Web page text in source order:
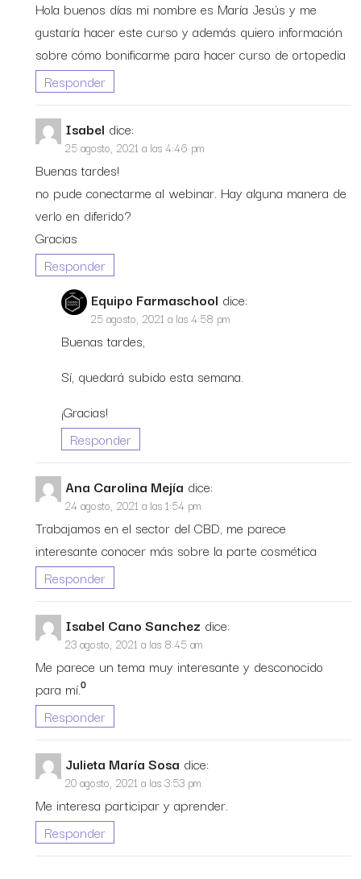
Hola buenos días mi nombre es María Jesús y me
gustaría hacer este curso y además quiero información
sobre cómo bonificarme para hacer curso de ortopedia
Responder
Isabel dice:
25 agosto, 2021 a las 4:46 pm
Buenas tardes!
no pude conectarme al webinar. Hay alguna manera de
verlo en diferido?
Gracias
Responder
Equipo Farmaschool dice:
25 agosto, 2021 a las 4:58 pm
Buenas tardes,
Sí, quedará subido esta semana.
¡Gracias!
Responder
Ana Carolina Mejía dice:
24 agosto, 2021 a las 1:54 pm
Trabajamos en el sector del CBD, me parece
interesante conocer más sobre la parte cosmética
Responder
Isabel Cano Sanchez dice:
23 agosto, 2021 a las 8:45 am
Me parece un tema muy interesante y desconocido
para mí.⁰
Responder
Julieta María Sosa dice:
20 agosto, 2021 a las 3:53 pm
Me interesa participar y aprender.
Responder